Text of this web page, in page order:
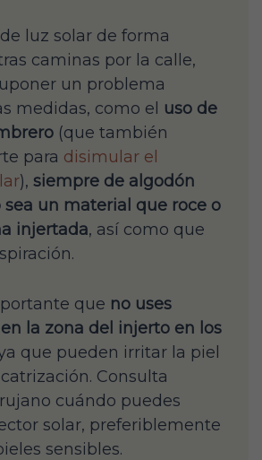
luz solar de forma
caminas por la calle,
un problema
medidas, como el uso de
(que también
para disimular el
), siempre de algodón
sea un material que roce o
injertada, así como que
que no uses
la zona del injerto en los
que pueden irritar la piel
Consulta
cuándo puedes
solar, preferiblemente
sensibles.